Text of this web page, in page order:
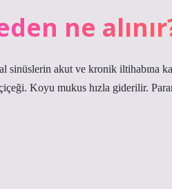
ne
akut ve kronik iltihabına
Koyu mukus hızla giderilir.